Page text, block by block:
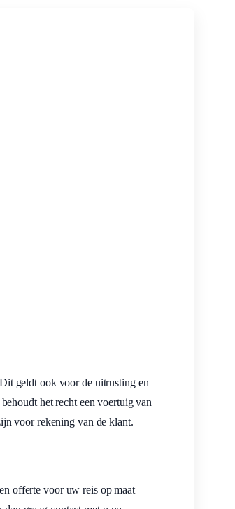
geldt ook voor de uitrusting en
het recht een voertuig van
voor rekening van de klant.
offerte voor uw reis op maat